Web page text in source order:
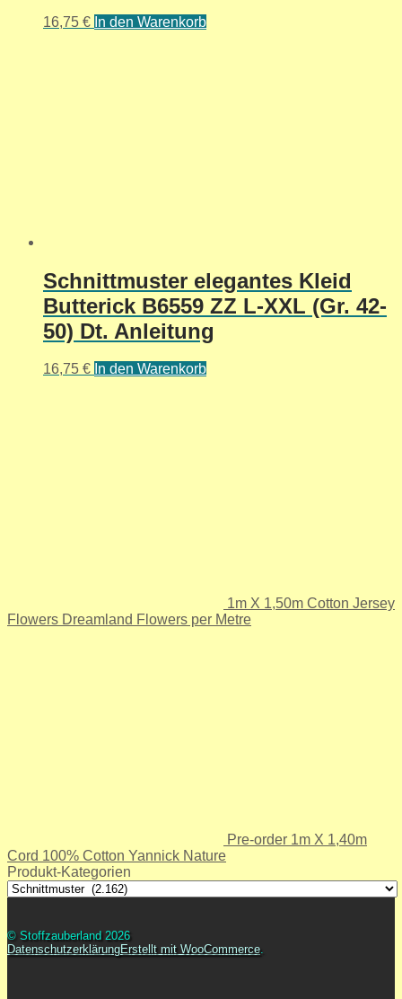
16,75 € In den Warenkorb
Schnittmuster elegantes Kleid
Butterick B6559 ZZ L-XXL (Gr. 42-
50) Dt. Anleitung
16,75 € In den Warenkorb
1m X 1,50m Cotton Jersey
Flowers Dreamland Flowers per Metre
Pre-order 1m X 1,40m
Cord 100% Cotton Yannick Nature
Produkt-Kategorien
© Stoffzauberland 2026
DatenschutzerklärungErstellt mit WooCommerce.